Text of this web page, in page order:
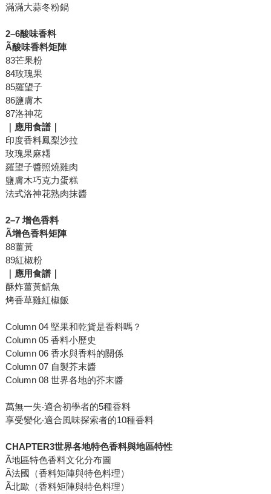
滿滿大蒜冬粉鍋
2–6酸味香料
Ã酸味香料矩陣
83芒果粉
84玫瑰果
85羅望子
86鹽膚木
87洛神花
｜應用食譜｜
印度香料鳳梨沙拉
玫瑰果麻糬
羅望子醬照燒雞肉
鹽膚木巧克力蛋糕
法式洛神花熟肉抹醬
2–7增色香料
Ã增色香料矩陣
88薑黃
89紅椒粉
｜應用食譜｜
酥炸薑黃鯖魚
烤香草雞紅椒飯
Column 04 堅果和乾貨是香料嗎？
Column 05 香料小歷史
Column 06 香水與香料的關係
Column 07 自製芥末醬
Column 08 世界各地的芥末醬
萬無一失‧適合初學者的5種香料
享受變化‧適合風味探索者的10種香料
CHAPTER3世界各地特色香料與地區特性
Ã地區特色香料文化分布圖
Ã法國（香料矩陣與特色料理）
Ã北歐（香料矩陣與特色料理）